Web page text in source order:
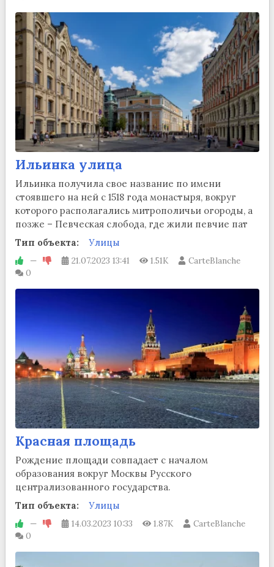
Ильинка улица
Ильинка получила свое название по имени
стоявшего на ней с 1518 года монастыря, вокруг
которого располагались митрополичьи огороды, а
позже – Певческая слобода, где жили певчие пат
Тип объекта:
Улицы
— 21.07.2023 13:41 1.51K
CarteBlanche
0
Красная площадь
Рождение площади совпадает с началом
образования вокруг Москвы Русского
централизованного государства.
Тип объекта:
Улицы
— 14.03.2023 10:33 1.87K
CarteBlanche
0